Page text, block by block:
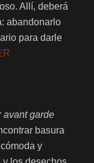
Allí, deberá
abandonarlo
para darle
avant garde
basura
y